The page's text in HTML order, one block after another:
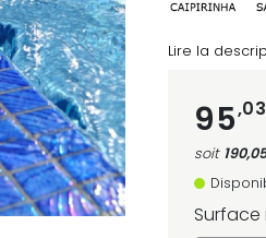
Lire la
95
soit
Surface